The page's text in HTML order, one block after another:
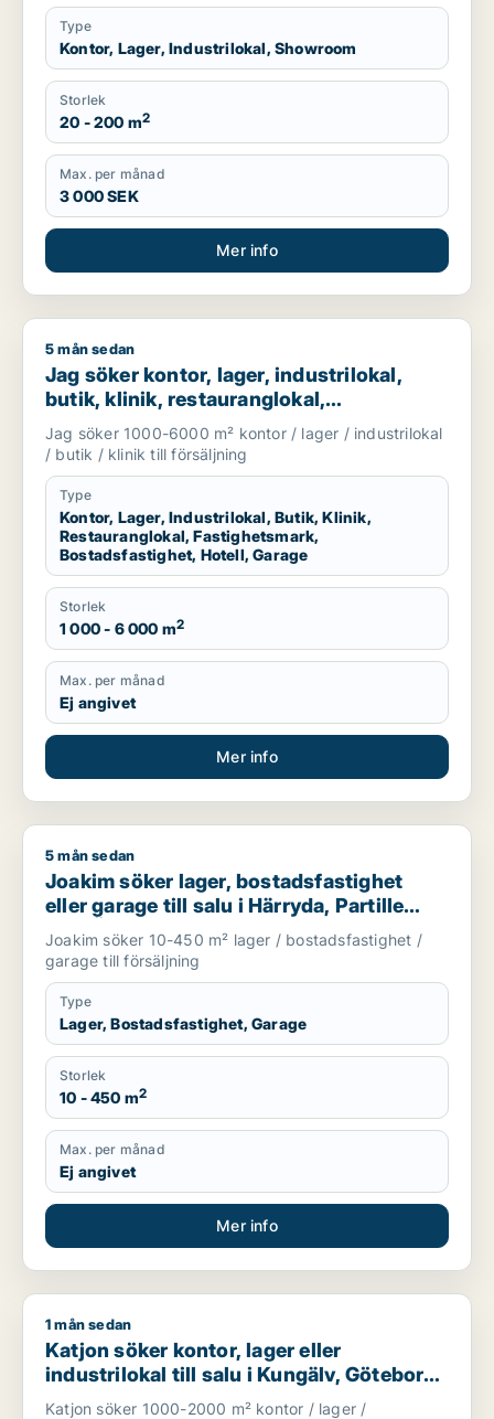
Type
Kontor, Lager, Industrilokal, Showroom
Storlek
20 - 200 m2
Max. per månad
3 000 SEK
Mer info
Jag söker kontor, lager, industrilokal, butik, klinik,
5 mån sedan
Jag söker kontor, lager, industrilokal,
butik, klinik, restauranglokal,
fastighetsmark, bostadsfastighet, hotell
eller garage till salu i Härryda, Partille
eller Öckerö m.fl.
Jag söker 1000-6000 m² kontor / lager / industrilokal
/ butik / klinik till försäljning
Type
Kontor, Lager, Industrilokal, Butik, Klinik,
Restauranglokal, Fastighetsmark,
Bostadsfastighet, Hotell, Garage
Storlek
1 000 - 6 000 m2
Max. per månad
Ej angivet
Mer info
Joakim söker lager, bostadsfastighet eller garage till salu i
5 mån sedan
Joakim söker lager, bostadsfastighet
eller garage till salu i Härryda, Partille
eller Öckerö m.fl.
Joakim söker 10-450 m² lager / bostadsfastighet /
garage till försäljning
Type
Lager, Bostadsfastighet, Garage
Storlek
10 - 450 m2
Max. per månad
Ej angivet
Mer info
Katjon söker kontor, lager eller industrilokal till salu i
1 mån sedan
Katjon söker kontor, lager eller
industrilokal till salu i Kungälv, Göteborg
Västra eller Askim-Frölunda-Högsbo m.fl.
Katjon söker 1000-2000 m² kontor / lager /